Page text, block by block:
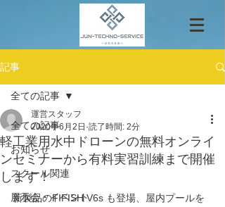
記事
全ての記事
お知らせ
スクール関連
展示会・イベント
全ての記事
軽工業用水中ドローンの無料オンライ
ンセミナーから有料実習訓練まで開催
します！
運営スタッフ
2020年6月2日 読了時間: 2分
新製品のFIFISH V6s も登場、屋内プールを